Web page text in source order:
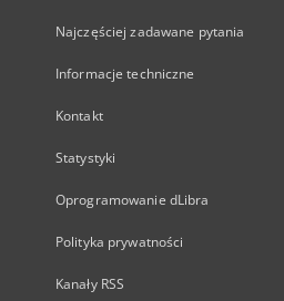
Najczęściej zadawane pytania
Informacje techniczne
Kontakt
Statystyki
Oprogramowanie dLibra
Polityka prywatności
Kanały RSS